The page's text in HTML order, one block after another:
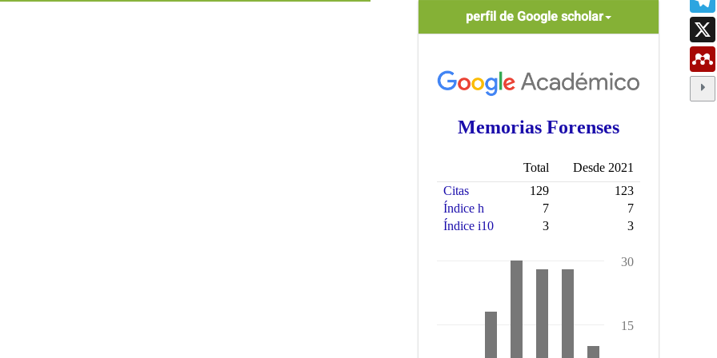
scholarperfil de Google scholar